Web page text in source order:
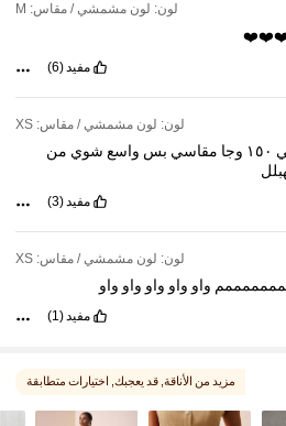
لون: لون مشمشي / مقاس: M
مفيد (6)
لون: لون مشمشي / مقاس: XS
١٥٠ وجا مقاسي بس واسع شوي من
مفيد(3)
لون: لون مشمشي / مقاس: XS
واو واو واو واو واو
مفيد(1)
مزيد من الأناقة, قد يعجبك, اختيارات متطابقة